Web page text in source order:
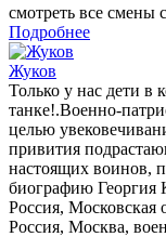
смотреть все смены
Подробнее
Жуков
Только у нас дети в
танке!.Военно-
целью
привития
настоящих воинов,
биографию Георгия
Россия, Московская
Россия, Москва,